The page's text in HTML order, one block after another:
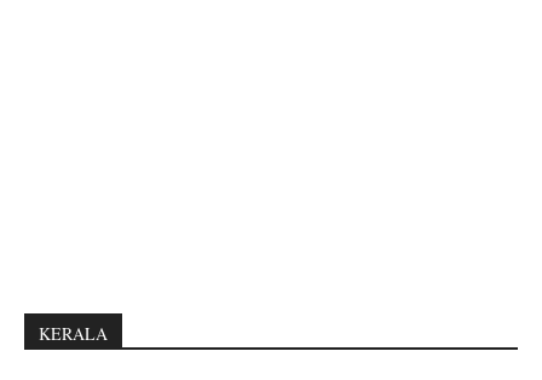
KERALA